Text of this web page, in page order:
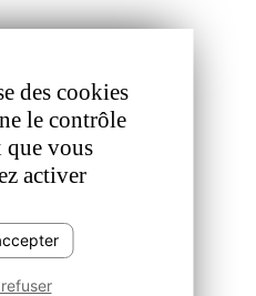
des cookies
le contrôle
que vous
activer